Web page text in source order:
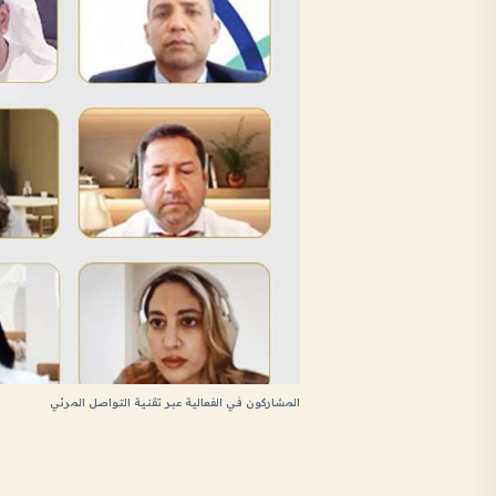
المشاركون في الفعالية عبر تقنية التواصل المرئي